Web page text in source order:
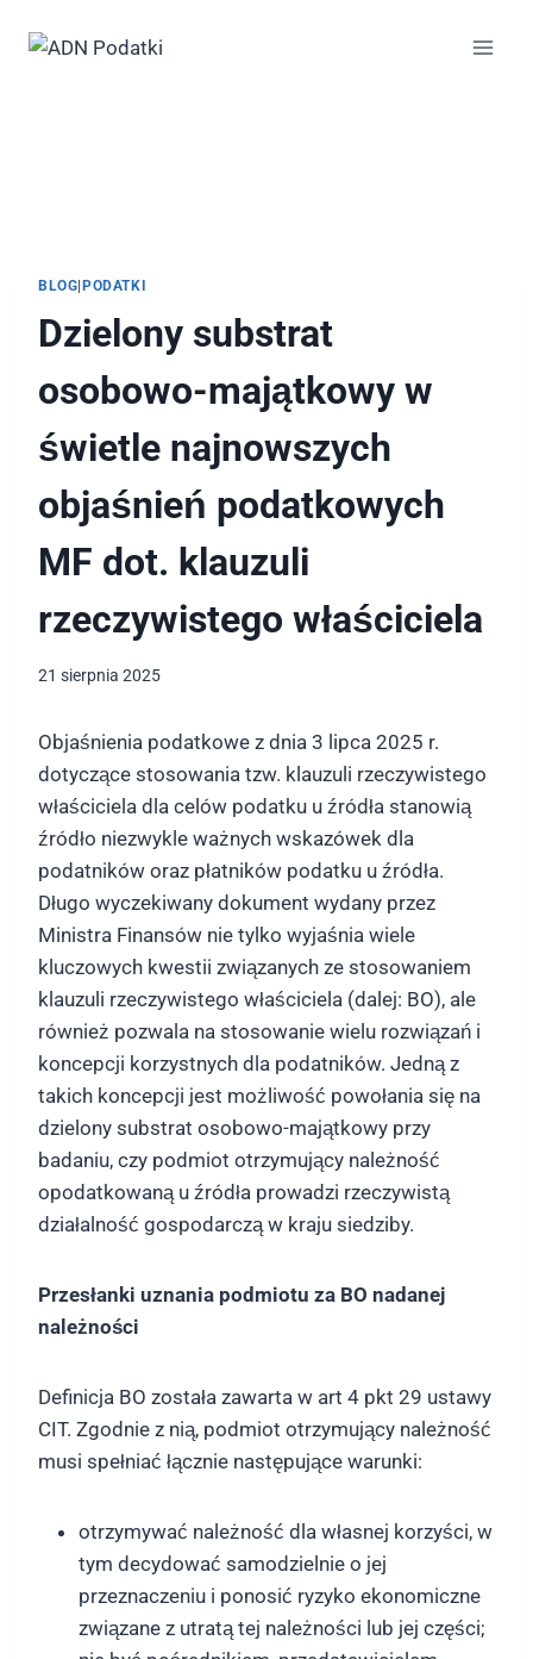
BLOG PODATKI
Dzielony substrat
osobowo-majątkowy w
świetle najnowszych
objaśnień podatkowych
MF dot. klauzuli
rzeczywistego właściciela
21 sierpnia 2025
Objaśnienia podatkowe z dnia 3 lipca 2025 r.
dotyczące stosowania tzw. klauzuli rzeczywistego
właściciela dla celów podatku u źródła stanowią
źródło niezwykle ważnych wskazówek dla
podatników oraz płatników podatku u źródła.
Długo wyczekiwany dokument wydany przez
Ministra Finansów nie tylko wyjaśnia wiele
kluczowych kwestii związanych ze stosowaniem
klauzuli rzeczywistego właściciela (dalej: BO), ale
również pozwala na stosowanie wielu rozwiązań i
koncepcji korzystnych dla podatników. Jedną z
takich koncepcji jest możliwość powołania się na
dzielony substrat osobowo-majątkowy przy
badaniu, czy podmiot otrzymujący należność
opodatkowaną u źródła prowadzi rzeczywistą
działalność gospodarczą w kraju siedziby.
Przesłanki uznania podmiotu za BO nadanej
należności
Definicja BO została zawarta w art 4 pkt 29 ustawy
CIT. Zgodnie z nią, podmiot otrzymujący należność
musi spełniać łącznie następujące warunki:
otrzymywać należność dla własnej korzyści, w
tym decydować samodzielnie o jej
przeznaczeniu i ponosić ryzyko ekonomiczne
związane z utratą tej należności lub jej części;